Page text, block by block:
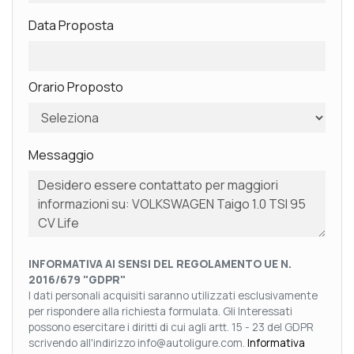
Data Proposta
Orario Proposto
Messaggio
INFORMATIVA AI SENSI DEL REGOLAMENTO UE N.
2016/679 "GDPR"
I dati personali acquisiti saranno utilizzati esclusivamente
per rispondere alla richiesta formulata. Gli Interessati
possono esercitare i diritti di cui agli artt. 15 - 23 del GDPR
scrivendo all'indirizzo info@autoligure.com. Informativa